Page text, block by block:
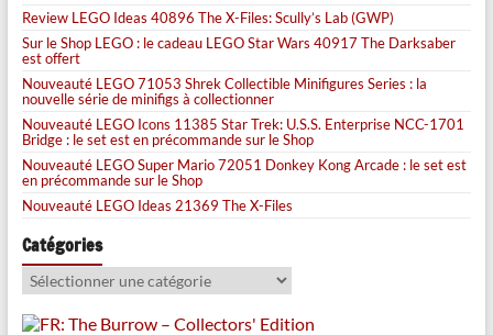
Review LEGO Ideas 40896 The X-Files: Scully’s Lab (GWP)
Sur le Shop LEGO : le cadeau LEGO Star Wars 40917 The Darksaber
est offert
Nouveauté LEGO 71053 Shrek Collectible Minifigures Series : la
nouvelle série de minifigs à collectionner
Nouveauté LEGO Icons 11385 Star Trek: U.S.S. Enterprise NCC-1701
Bridge : le set est en précommande sur le Shop
Nouveauté LEGO Super Mario 72051 Donkey Kong Arcade : le set est
en précommande sur le Shop
Nouveauté LEGO Ideas 21369 The X-Files
Catégories
Catégories